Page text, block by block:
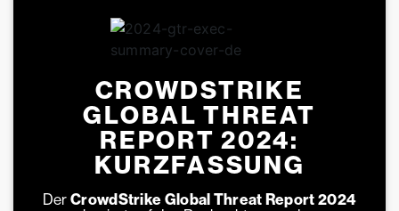
CROWDSTRIKE
GLOBAL THREAT
REPORT 2024:
KURZFASSUNG
DerCrowdStrike Global Threat Report 2024